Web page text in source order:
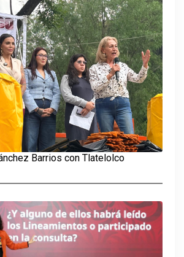
Barrios con Tlatelolco